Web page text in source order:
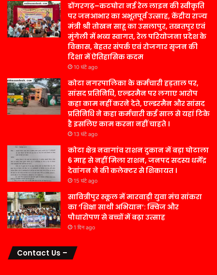
डोंगरगढ़–कटघोरा नई रेल लाइन की स्वीकृति
पर जनआभार का अभूतपूर्व उत्साह, केंद्रीय राज्य
मंत्री श्री तोखन साहू का उसलापुर, तखतपुर एवं
मुंगेली में भव्य स्वागत, रेल परियोजना प्रदेश के
विकास, बेहतर संपर्क एवं रोजगार सृजन की
दिशा में ऐतिहासिक कदम
10 घंटे ago
कोटा नगरपालिका के कर्मचारी हड़ताल पर,
सांसद प्रतिनिधि, एल्डरमैन पर लगाए आरोप
कहा काम नहीं करने देते, एल्डरमैन और सांसद
प्रतिनिधि ने कहा कर्मचारी कई साल से यहां टिके
है इसलिए काम करना नहीं चाहते ।
13 घंटे ago
कोटा क्षेत्र नवागांव राशन दुकान में बड़ा घोटाला
6 माह से नहीं मिला राशन, जनपद सदस्य धर्मेंद्र
देवांगन ने की कलेक्टर से शिकायत ।
15 घंटे ago
सावित्रीपुर स्कूल में मारवाड़ी युवा मंच सांकरा
का ‘शिक्षा साथी अभियान’: क्विज और
पौधारोपण से बच्चों में बढ़ा उत्साह
1 दिन ago
Contact Us –